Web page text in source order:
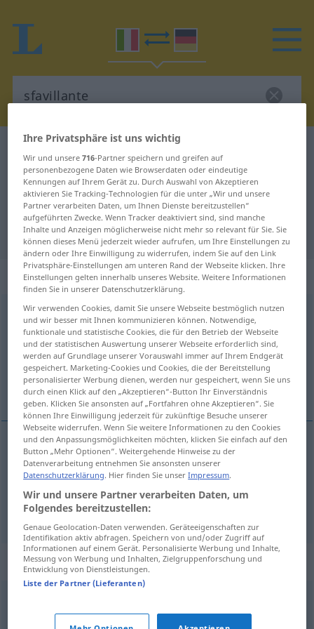
Italienisch-Deutsch Wörterbuch
Italienisch-Deutsch Übersetzung
für "sfavillante"
"sfavillante" Deutsch Übersetzung
„sfavillante“: aggettivo
sfavillante [sfaviˈllante]adj
Übersicht aller Übersetzungen
(Für mehr Details die Übersetzung anklicken/antippen)
glitzernd, funkelnd strahlend
glitzernd, funkelnd sfavillante
strahlend sfavillante FIG
Synonyme für "sfavillante"
Ihre Privatsphäre ist uns wichtig
Wir und unsere716-Partner speichern und greifen auf
personenbezogene Daten wie Browserdaten oder eindeutige
Kennungen auf Ihrem Gerät zu. Durch Auswahl von Akzeptieren
aktivieren Sie Tracking-Technologien für die unter „Wir und unsere
Partner verarbeiten Daten, um Ihnen Dienste bereitzustellen“
aufgeführten Zwecke. Wenn Tracker deaktiviert sind, sind manche
Inhalte und Anzeigen möglicherweise nicht mehr so relevant für Sie. Sie
können dieses Menü jederzeit wieder aufrufen, um Ihre Einstellungen zu
ändern oder Ihre Einwilligung zu widerrufen, indem Sie auf den Link
Privatsphäre-Einstellungen am unteren Rand der Webseite klicken. Ihre
Einstellungen gelten innerhalb unseres Website. Weitere Informationen
finden Sie in unserer Datenschutzerklärung.
Wir verwenden Cookies, damit Sie unsere Webseite bestmöglich nutzen
und wir besser mit Ihnen kommunizieren können. Notwendige,
funktionale und statistische Cookies, die für den Betrieb der Webseite
und der statistischen Auswertung unserer Webseite erforderlich sind,
werden auf Grundlage unserer Vorauswahl immer auf Ihrem Endgerät
gespeichert. Marketing-Cookies und Cookies, die der Bereitstellung
personalisierter Werbung dienen, werden nur gespeichert, wenn Sie uns
durch einen Klick auf den „Akzeptieren“-Button Ihr Einverständnis
geben. Klicken Sie ansonsten auf „Fortfahren ohne Akzeptieren“. Sie
können Ihre Einwilligung jederzeit für zukünftige Besuche unserer
Webseite widerrufen. Wenn Sie weitere Informationen zu den Cookies
und den Anpassungsmöglichkeiten möchten, klicken Sie einfach auf den
Button „Mehr Optionen“. Weitergehende Hinweise zu der
Datenverarbeitung entnehmen Sie ansonsten unserer
Datenschutzerklärung. Hier finden Sie unserImpressum.
Wir und unsere Partner verarbeiten Daten, um
Folgendes bereitzustellen:
Genaue Geolocation-Daten verwenden. Geräteeigenschaften zur
Identifikation aktiv abfragen. Speichern von und/oder Zugriff auf
Informationen auf einem Gerät. Personalisierte Werbung und Inhalte,
Messung von Werbung und Inhalten, Zielgruppenforschung und
Entwicklung von Dienstleistungen.
Liste der Partner (Lieferanten)